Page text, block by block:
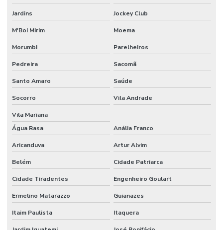
Jardins Jockey Club
M'Boi Mirim Moema
Morumbi Parelheiros
Pedreira Sacomã
Santo Amaro Saúde
Socorro Vila Andrade
Vila Mariana
Água Rasa
Anália Franco
Aricanduva Artur Alvim
Belém Cidade Patriarca
Cidade Tiradentes Engenheiro Goulart
Ermelino Matarazzo Guianazes
Itaim Paulista Itaquera